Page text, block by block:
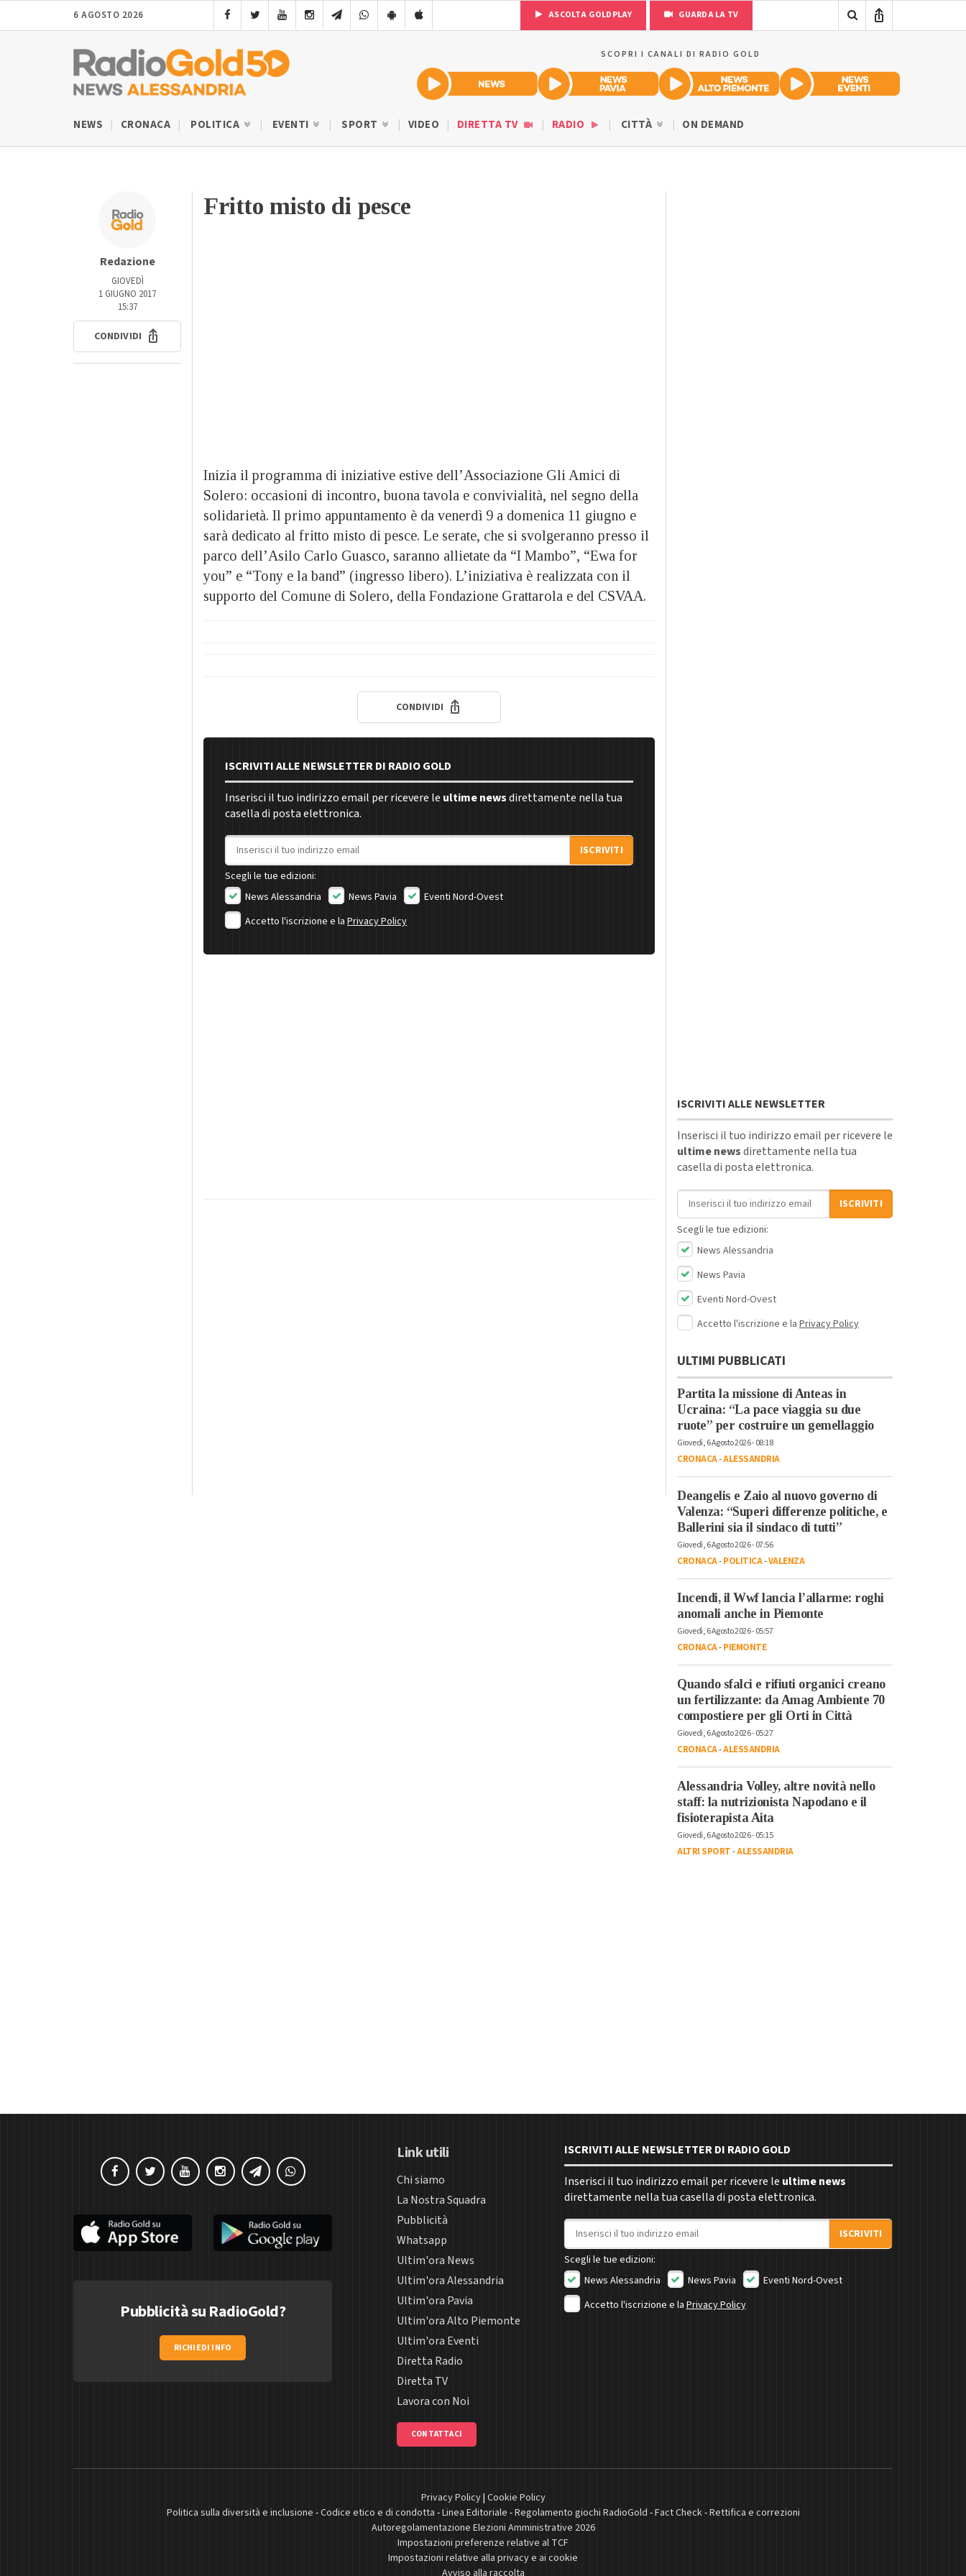
6 AGOSTO 2026 ASCOLTA GOLDPLAY GUARDA LA TV
SCOPRI I CANALI DI RADIO GOLD
NEWS CRONACA POLITICA EVENTI SPORT VIDEO DIRETTA TV RADIO CITTÀ ON DEMAND
Redazione
GIOVEDÌ
1 GIUGNO 2017
15:37
CONDIVIDI
Fritto misto di pesce
Inizia il programma di iniziative estive dell’Associazione Gli Amici di
Solero: occasioni di incontro, buona tavola e convivialità, nel segno della
solidarietà. Il primo appuntamento è da venerdì 9 a domenica 11 giugno e
sarà dedicato al fritto misto di pesce. Le serate, che si svolgeranno presso il
parco dell’Asilo Carlo Guasco, saranno allietate da “I Mambo”, “Ewa for
you” e “Tony e la band” (ingresso libero). L’iniziativa è realizzata con il
supporto del Comune di Solero, della Fondazione Grattarola e del CSVAA.
CONDIVIDI
ISCRIVITI ALLE NEWSLETTER DI RADIO GOLD
Inserisci il tuo indirizzo email per ricevere le ultime newsdirettamente nella tua
casella di posta elettronica.
Indirizzo email
ISCRIVITI
Scegli le tue edizioni:
News Alessandria
News Pavia
Eventi Nord-Ovest
Accetto l'iscrizione e la Privacy Policy
ISCRIVITI ALLE NEWSLETTER
Inserisci il tuo indirizzo email per ricevere le
ultime newsdirettamente nella tua
casella di posta elettronica.
Indirizzo email
ISCRIVITI
Scegli le tue edizioni:
News Alessandria
News Pavia
Eventi Nord-Ovest
Accetto l'iscrizione e la Privacy Policy
ULTIMI PUBBLICATI
Partita la missione di Anteas in
Ucraina: “La pace viaggia su due
ruote” per costruire un gemellaggio
Giovedì, 6 Agosto 2026 - 08:18
CRONACA-ALESSANDRIA
Deangelis e Zaio al nuovo governo di
Valenza: “Superi differenze politiche, e
Ballerini sia il sindaco di tutti”
Giovedì, 6 Agosto 2026 - 07:56
CRONACA-POLITICA-VALENZA
Incendi, il Wwf lancia l’allarme: roghi
anomali anche in Piemonte
Giovedì, 6 Agosto 2026 - 05:57
CRONACA-PIEMONTE
Quando sfalci e rifiuti organici creano
un fertilizzante: da Amag Ambiente 70
compostiere per gli Orti in Città
Giovedì, 6 Agosto 2026 - 05:27
CRONACA-ALESSANDRIA
Alessandria Volley, altre novità nello
staff: la nutrizionista Napodano e il
fisioterapista Aita
Giovedì, 6 Agosto 2026 - 05:15
ALTRI SPORT-ALESSANDRIA
Pubblicità su RadioGold?
RICHIEDI INFO
Link utili
Chi siamo
La Nostra Squadra
Pubblicità
Whatsapp
Ultim'ora News
Ultim'ora Alessandria
Ultim'ora Pavia
Ultim'ora Alto Piemonte
Ultim'ora Eventi
Diretta Radio
Diretta TV
Lavora con Noi
CONTATTACI
ISCRIVITI ALLE NEWSLETTER DI RADIO GOLD
Inserisci il tuo indirizzo email per ricevere le ultime news
direttamente nella tua casella di posta elettronica.
Indirizzo email
ISCRIVITI
Scegli le tue edizioni:
News Alessandria
News Pavia
Eventi Nord-Ovest
Accetto l'iscrizione e la Privacy Policy
Privacy Policy| Cookie Policy
Politica sulla diversità e inclusione -Codice etico e di condotta -Linea Editoriale -Regolamento giochi RadioGold -Fact Check-Rettifica e correzioni
Autoregolamentazione Elezioni Amministrative 2026
Impostazioni preferenze relative al TCF
Impostazioni relative alla privacy e ai cookie
Avviso alla raccolta